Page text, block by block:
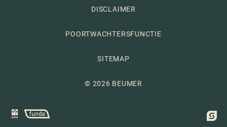
DISCLAIMER
POORTWACHTERSFUNCTIE
SITEMAP
© 2026 BEUMER